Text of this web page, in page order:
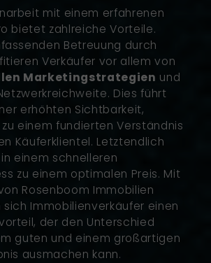
mit einem erfahrenen
bietet zahlreiche Vorteile.
Betreuung durch
Verkäufer vor allem von
Marketingstrategien und
Dies führt
erhöhten Sichtbarkeit,
einem fundierten Verständnis
Käuferklientel. Letztendlich
einem schnelleren
zu einem optimalen Preis. Mit
Rosenboom Immobilien
sich Immobilienverkäufer einen
der den Unterschied
guten und einem großartigen
ausmachen kann.